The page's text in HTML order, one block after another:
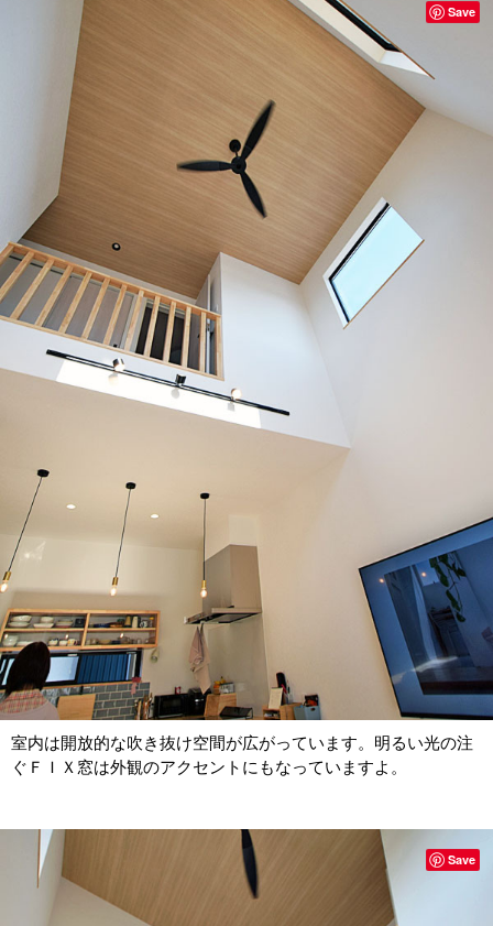
室内は開放的な吹き抜け空間が広がっています。明るい光の注
ぐＦＩＸ窓は外観のアクセントにもなっていますよ。
Save
Save